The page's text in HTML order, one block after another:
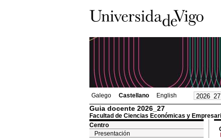
Galego Castellano English
Guia docente 2026_27
Facultad de Ciencias Económicas y
Centro
Presentación